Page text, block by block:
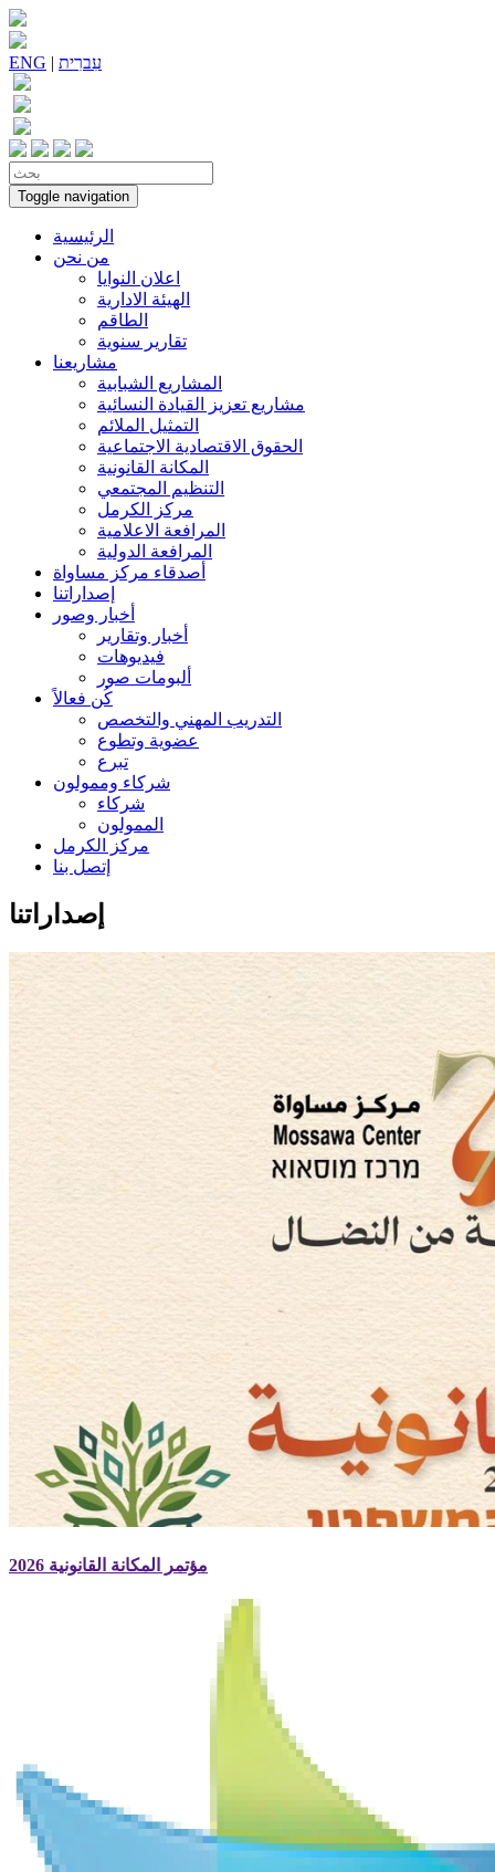
ENG | עִברִית
Toggle navigation
الرئيسية
من نحن
اعلان النوايا
الهيئة الادارية
الطاقم
تقارير سنوية
مشاريعنا
المشاريع الشبابية
مشاريع تعزيز القيادة النسائية
التمثيل الملائم
الحقوق الاقتصادية الاجتماعية
المكانة القانونية
التنظيم المجتمعي
مركز الكرمل
المرافعة الاعلامية
المرافعة الدولية
أصدقاء مركز مساواة
إصداراتنا
أخبار وصور
أخبار وتقارير
فيديوهات
ألبومات صور
كُن فعالاً
التدريب المهني والتخصص
عضوية وتطوع
تبرع
شركاء وممولون
شركاء
الممولون
مركز الكرمل
إتصل بنا
إصداراتنا
مؤتمر المكانة القانونية 2026